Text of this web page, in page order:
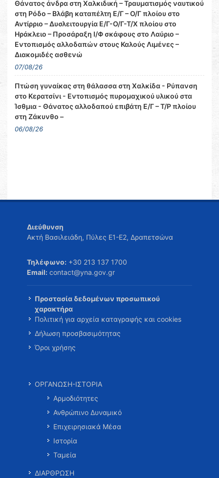
Θάνατος άνδρα στη Χαλκιδική – Τραυματισμός ναυτικού
στη Ρόδο – Βλάβη καταπέλτη Ε/Γ – Ο/Γ πλοίου στο
Αντίρριο – Δυσλειτουργία Ε/Γ-Ο/Γ-Τ/Χ πλοίου στο
Ηράκλειο – Προσάραξη Ι/Φ σκάφους στο Λαύριο –
Εντοπισμός αλλοδαπών στους Καλούς Λιμένες –
Διακομιδές ασθενώ
07/08/26
Πτώση γυναίκας στη θάλασσα στη Χαλκίδα - Ρύπανση
στο Κερατσίνι - Εντοπισμός πυρομαχικού υλικού στα
Ίσθμια - Θάνατος αλλοδαπού επιβάτη Ε/Γ – Τ/Ρ πλοίου
στη Ζάκυνθο –
06/08/26
Διεύθυνση
Ακτή Βασιλειάδη, Πύλες Ε1-Ε2, Δραπετσώνα
Τηλέφωνο: +30 213 137 1700
Email: contact@yna.gov.gr
Προστασία δεδομένων προσωπικού
χαρακτήρα
Πολιτική για αρχεία καταγραφής και cookies
Δήλωση προσβασιμότητας
Όροι χρήσης
ΟΡΓΑΝΩΣΗ-ΙΣΤΟΡΙΑ
Αρμοδιότητες
Ανθρώπινο Δυναμικό
Επιχειρησιακά Μέσα
Ιστορία
Ταμεία
ΔΙΑΡΘΡΩΣΗ